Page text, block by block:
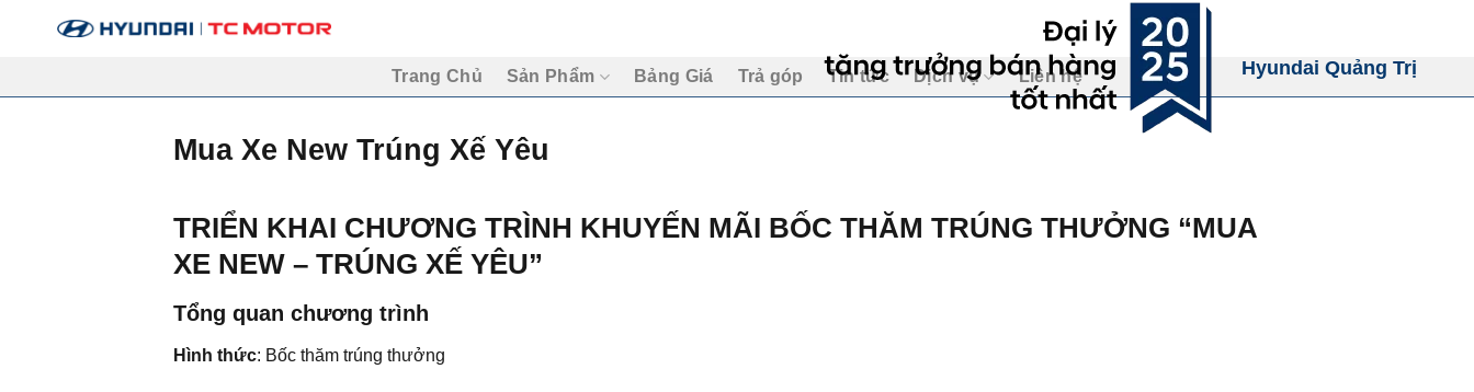
Hyundai Quảng Trị
Trang Chủ Sản Phẩm Bảng Giá Trả góp Tin tức Dịch vụ Liên hệ
Mua Xe New Trúng Xế Yêu
TRIỂN KHAI CHƯƠNG TRÌNH KHUYẾN MÃI BỐC THĂM TRÚNG THƯỞNG “MUA
XE NEW – TRÚNG XẾ YÊU”
Tổng quan chương trình
Hình thức: Bốc thăm trúng thưởng